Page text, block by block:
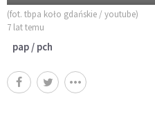
(fot. tbpa koło gdańskie / youtube)
7 lat temu
pap / pch